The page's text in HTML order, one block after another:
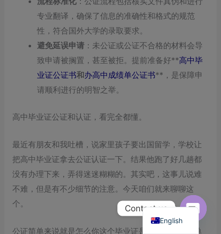
专业翻译，确保了信息的准确性和格式的规范
性，符合国外大学的录取要求。
避免延误申请：未公证或公证不合格的材料会导
致申请被搁置，甚至被拒。提前准备好**高中毕
业证公证书和办高中成绩单公证书**，是保障申
请顺利进行的明智之举。
高中毕业证公证和认证，看完全都懂。
最近有朋友和我吐槽，说家里孩子要出国留学，学校让
把高中毕业证拿去公证认证一下。结果他跑了好几趟都
没有办理下来，弄得迷迷糊糊的。其实吧，这事儿说难
不难，但是有不少细节的注意。今天咱们就来聊聊这
个。
公证简单来说就是怎么你这个毕业证是真的。认证简单
English
Chinese
Contact us
Open